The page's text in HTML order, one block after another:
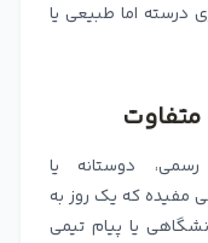
درسته اما طبیعی یا
دوستانه یا
مفیده که یک روز به
یا پیام تیمی